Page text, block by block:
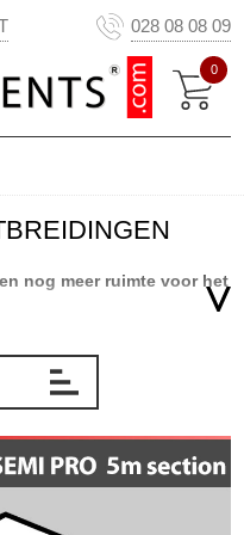
028 08 08 09
0
nog meer ruimte voor het
de innovatieve modulaire
grootte van de partytent
of een groot evenement met
met één enkele partytent!
kunt u uw Semi PRO
gebruiken - en heeft u